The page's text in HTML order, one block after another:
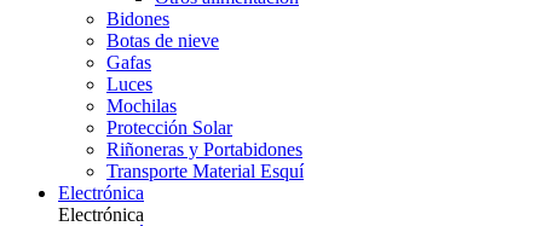
Bidones
Botas de nieve
Gafas
Luces
Mochilas
Protección Solar
Riñoneras y Portabidones
Transporte Material Esquí
Electrónica
Electrónica